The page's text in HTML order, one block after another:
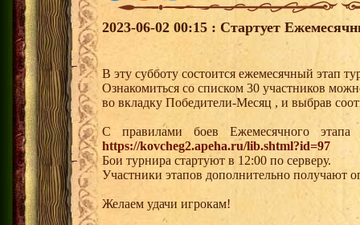
2023-06-02 00:15 : Стартует
В эту субботу состоится ежемесячный этап
Ознакомиться со списком 30 участников
во вкладку Победители-Месяц , и выбрав
С правилами боев Ежемесячного этапа
https://kovcheg2.apeha.ru/lib.shtml?id=97
Бои турнира стартуют в 12:00 по серверу.
Участники этапов дополнительно получают
Желаем удачи игрокам!